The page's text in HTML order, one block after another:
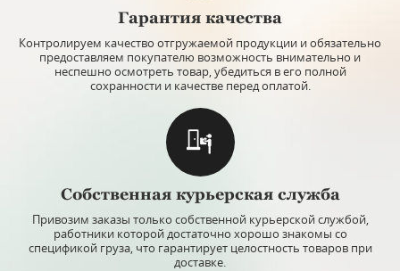
Гарантия качества
Контролируем качество отгружаемой продукции и обязательно
предоставляем покупателю возможность внимательно и
неспешно осмотреть товар, убедиться в его полной
сохранности и качестве перед оплатой.
Собственная курьерская служба
Привозим заказы только собственной курьерской службой,
работники которой достаточно хорошо знакомы со
спецификой груза, что гарантирует целостность товаров при
доставке.